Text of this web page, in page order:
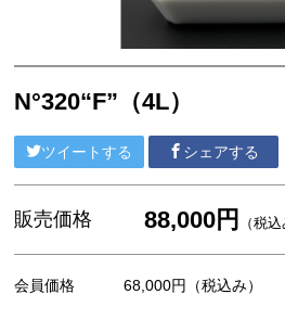
N°320“F”（4L）
ツイートする シェアする
販売価格 88,000円 （税込
会員価格 68,000円 （税込み）